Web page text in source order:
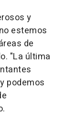
y
estemos
de
"La última
podemos